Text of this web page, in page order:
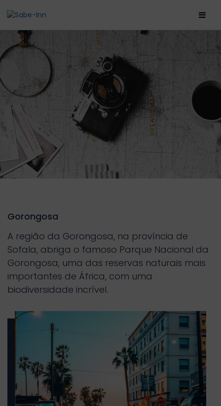
Gorongosa
A região da Gorongosa, na província de
Sofala, abriga o famoso Parque Nacional da
Gorongosa, uma das reservas naturais mais
importantes de África, com uma
biodiversidade incrível.